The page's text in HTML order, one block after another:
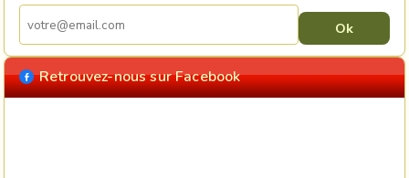
Retrouvez-nous sur Facebook